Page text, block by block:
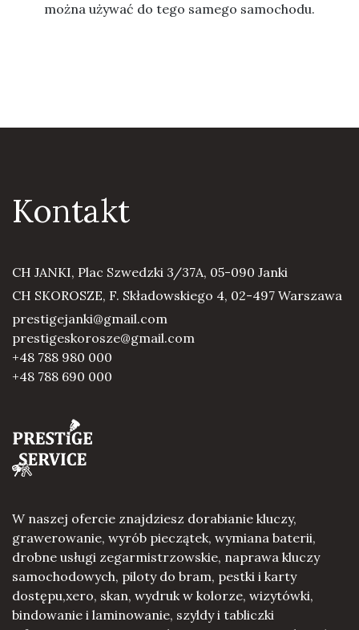
można używać do tego samego samochodu.
Kontakt
CH JANKI, Plac Szwedzki 3/37A, 05-090 Janki
CH SKOROSZE, F. Składowskiego 4, 02-497 Warszawa
prestigejanki@gmail.com
prestigeskorosze@gmail.com
+48 788 980 000
+48 788 690 000
W naszej ofercie znajdziesz dorabianie kluczy,
grawerowanie, wyrób pieczątek, wymiana baterii,
drobne usługi zegarmistrzowskie, naprawa kluczy
samochodowych, piloty do bram, pestki i karty
dostępu,xero, skan, wydruk w kolorze, wizytówki,
bindowanie i laminowanie, szyldy i tabliczki